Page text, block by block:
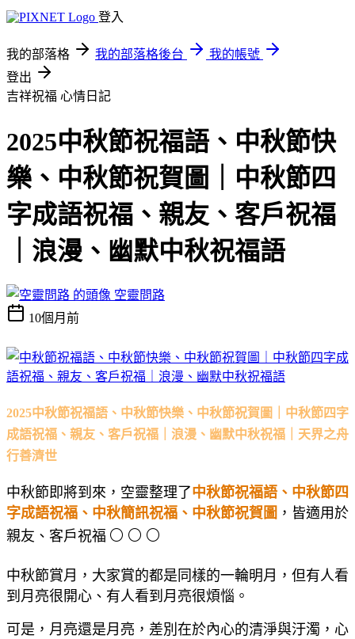
登入
我的部落格 我的部落格後台
我的帳號
登出
吉祥祝福 心情日記
2025中秋節祝福語、中秋節快
樂、中秋節祝賀圖｜中秋節四
字成語祝福、親友、客戶祝福
｜浪漫、幽默中秋祝福語
空靈問路
10個月前
2025中秋節祝福語、中秋節快樂、中秋節祝賀圖｜中秋節四字
成語祝福、親友、客戶祝福｜浪漫、幽默中秋祝福｜天界之舟
行善濟世
中秋節即將到來，空靈整理了中秋節祝福語、中秋節四
字成語祝福、中秋簡訊祝福、中秋節祝賀圖 ，皆適用於
親友、客戶祝福 🌕 🌕 🌕
中秋節賞月，大家賞的都是同樣的一輪明月，但有人看
到月亮很開心、有人看到月亮很煩惱。
可是，月亮還是月亮，差別在於內心的清淨與汙濁，心